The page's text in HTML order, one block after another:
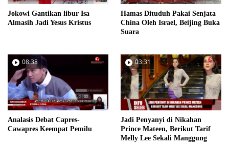
Jokowi Gantikan libur Isa
Almasih Jadi Yesus Kristus
Hamas Dituduh Pakai Senjata
China Oleh Israel, Beijing Buka
Suara
08:38
Analasis Debat Capres-
Cawapres Keempat Pemilu
03:31
Jadi Penyanyi di Nikahan
Prince Mateen, Berikut Tarif
Melly Lee Sekali Manggung